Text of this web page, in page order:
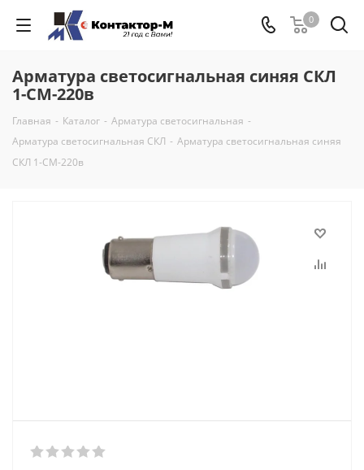
0
Арматура светосигнальная синяя СКЛ
1-СМ-220в
Главная - Каталог - Арматура светосигнальная -
Арматура светосигнальная СКЛ - Арматура светосигнальная синяя
СКЛ 1-СМ-220в